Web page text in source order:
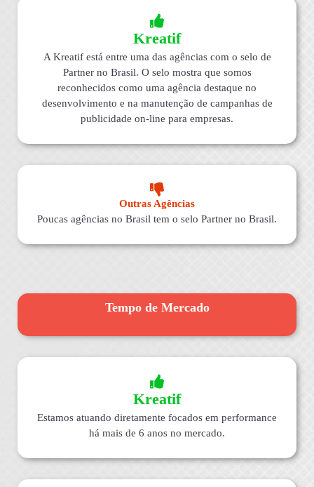
Kreatif
A Kreatif está entre uma das agências com o selo de
Partner no Brasil. O selo mostra que somos
reconhecidos como uma agência destaque no
desenvolvimento e na manutenção de campanhas de
publicidade on-line para empresas.
Outras Agências
Poucas agências no Brasil tem o selo Partner no Brasil.
Tempo de Mercado
Kreatif
Estamos atuando diretamente focados em performance
há mais de 6 anos no mercado.